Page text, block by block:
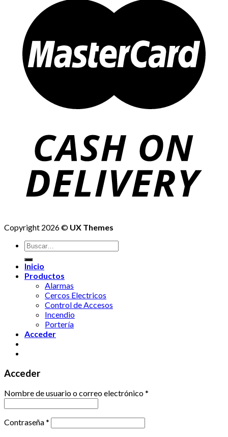
Copyright 2026 © UX Themes
Buscar
por:
Inicio
Productos
Alarmas
Cercos Electricos
Control de Accesos
Incendio
Portería
Acceder
Acceder
Nombre de usuario o correo electrónico*
Contraseña*